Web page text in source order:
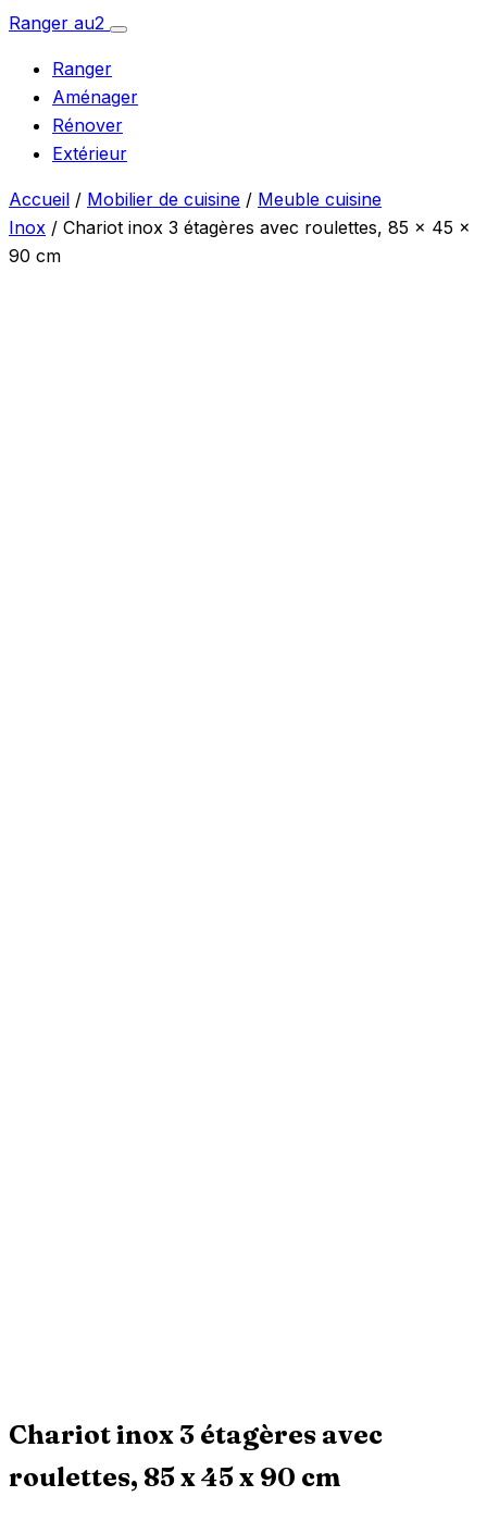
Aller
contenu
Ranger au2
Ouvrir
Ranger
Aménager
Rénover
Extérieur
Accueil / Mobilier de cuisine / Meuble cuisine
Inox / Chariot inox 3 étagères avec roulettes, 85 x 45 x
90 cm
Chariot inox 3 étagères avec
roulettes, 85 x 45 x 90 cm